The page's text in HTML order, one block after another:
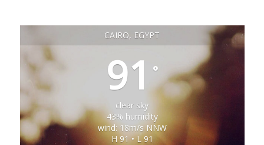
CAIRO, EGYPT
91 °
clear sky
43% humidity
wind: 18m/s NNW
H 91 • L 91